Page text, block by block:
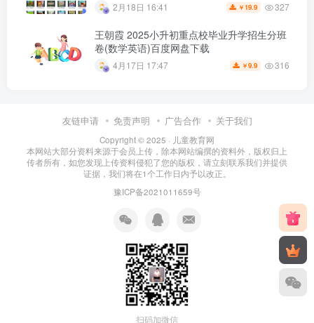
2月18日 16:41 ￥ 19.9 327
王朝霞 2025小升初重点校毕业升学招生分班
卷(数学英语)百度网盘下载
4月17日 17:47 ￥9.9 316
友链申请 免责声明 广告合作 关于我们
Copyright © 2025 · 儿童教育网
本网站大部分资料来源于会员上传，除本网站编撰的资料外，版权归上
传者所有，如您发现上传资料侵犯了您的版权，请立刻联系我们并提供
证据，我们将在1个工作日内予以改正。
豫ICP备2021011659号
扫码加微信